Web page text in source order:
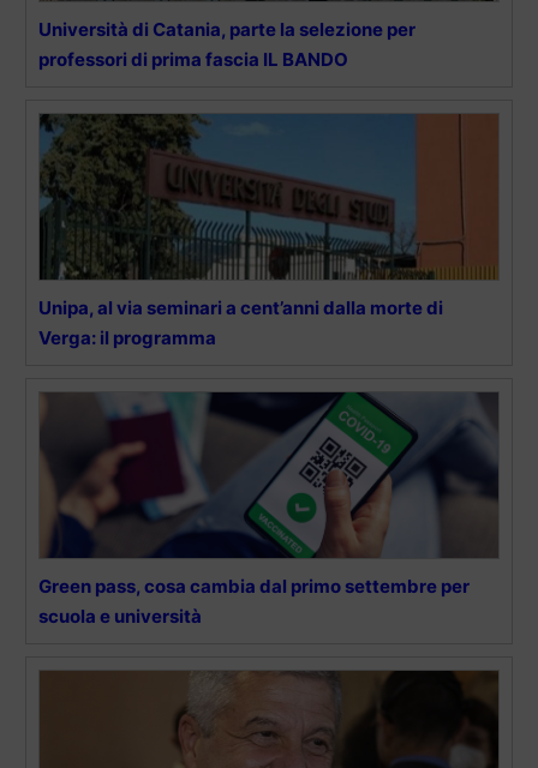
Università di Catania, parte la selezione per
professori di prima fascia IL BANDO
Unipa, al via seminari a cent’anni dalla morte di
Verga: il programma
Green pass, cosa cambia dal primo settembre per
scuola e università